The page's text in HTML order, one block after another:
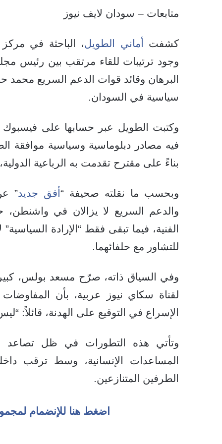
متابعات – سودان لايف نيوز
كشفت أماني الطويل، الباحثة في مركز
وجود ترتيبات للقاء مرتقب بين رئيس
البرهان وقائد قوات الدعم السريع
سياسية في السودان.
وكتبت الطويل عبر حسابها على فيسبوك
فيه مصادر دبلوماسية وسياسية موافقة
بناءً على مقترح تقدمت به الرباعية
وبحسب ما نقلته صحيفة “ أفق جديد”
والدعم السريع لا يزالان في
الفنية، فيما تبقى فقط “الإرادة
للتشاور مع حلفائهما.
وفي السياق ذاته، صرّح مسعد بولس،
لقناة سكاي نيوز عربية، بأن
الإسراع في التوقيع على الهدنة، قائلاً:
وتأتي هذه التطورات في ظل تصاعد
المساعدات الإنسانية، وسط ترقب
الطرفين المتنازعين.
اضغط هنا للإنضمام